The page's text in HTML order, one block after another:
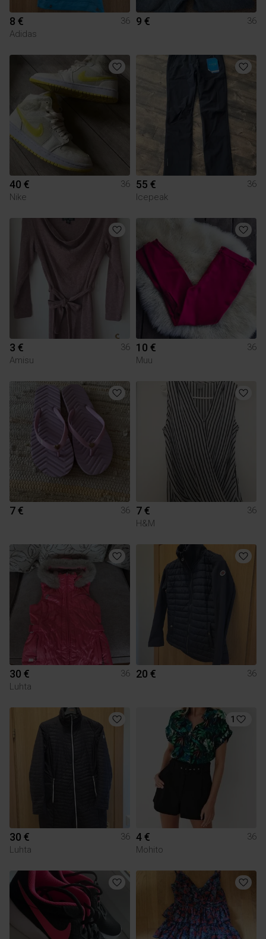
8 €
36
Adidas
9 € 36
40 €
36
Nike
55 €
36
Icepeak
3 €
36
Amisu
10 €
36
Muu
7 € 36 7 €
36
H&M
30 €
36
Luhta
20 € 36
30 €
36
Luhta
1
4 €
36
Mohito